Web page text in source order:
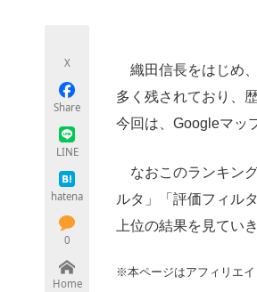
ちょっと気になるネッ
X
Share
LINE
hatena
0
Home
織田信長をはじめ
多く残されており、
今回は、Googleマッ
なおこのランキン
ルタ」「評価フィル
上位の結果を見てい
※本ページはアフィリエ